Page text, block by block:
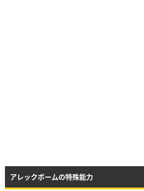
アレックボームの特殊能力